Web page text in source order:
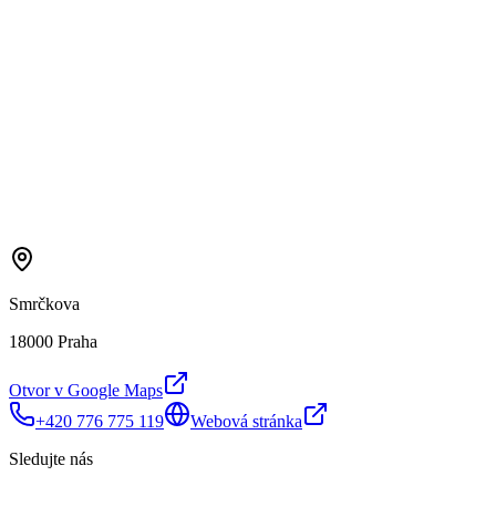
Smrčkova
18000 Praha
Otvor v Google Maps
+420 776 775 119
Webová stránka
Sledujte nás